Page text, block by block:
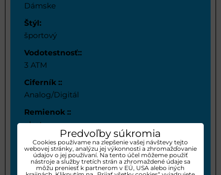
Dámske
Štýl:
športový
Vodotestnosť::
3 ATM
Ciferník ::
Analog/Digitál
Remienok ::
plast
Sklo ::
plast
Pohon stroja ::
Predvoľby súkromia
Cookies používame na zlepšenie vašej návštevy tejto
webovej stránky, analýzu jej výkonnosti a zhromažďovanie
údajov o jej používaní. Na tento účel môžeme použiť
nástroje a služby tretích strán a zhromaždené údaje sa
môžu preniesť k partnerom v EÚ, USA alebo iných